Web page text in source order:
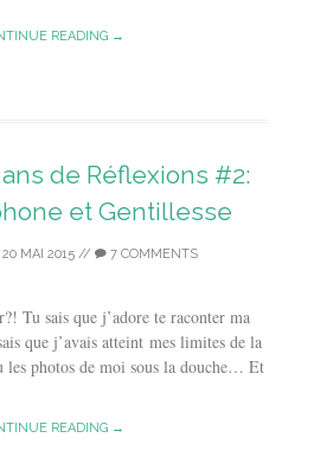
READING →
de Réflexions #2:
et Gentillesse
20 MAI 2015// 7 COMMENTS
Tu sais que j’adore te raconter ma
que j’avais atteint mes limites de la
les photos de moi sous la douche… Et
READING →